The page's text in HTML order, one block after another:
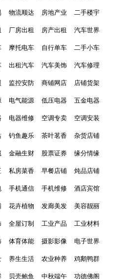
物流顺达 房地产业 二手楼宇
厂房出租 房产出租 汽车世界
摩托电车 自行单车 二手小车
出租汽车 汽车美饰 汽车修理
监控安防 商铺网店 店铺货架
电气能源 低压电器 五金电器
电器维修 空调专卖 空调安装
钓鱼趣乐 茶叶茗香 杂货店铺
金融生财 股票证券 缘分情缘
私房菜香 早餐店铺 炖品店铺
手机通信 手机维修 酒店宾馆
花卉植物 发廊美发 美容靓丽
全屋订制 工业产品 工业材料
体育体能 摄影影像 电子世界
养生生活 农业种养 鸡鹅鸭群
贝壳鲍鱼 中秋端午 功德佛阁